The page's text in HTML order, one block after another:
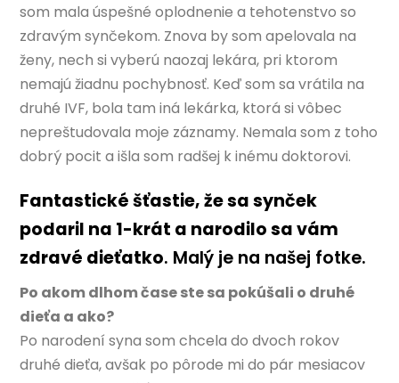
som mala úspešné oplodnenie a tehotenstvo so
zdravým synčekom. Znova by som apelovala na
ženy, nech si vyberú naozaj lekára, pri ktorom
nemajú žiadnu pochybnosť. Keď som sa vrátila na
druhé IVF, bola tam iná lekárka, ktorá si vôbec
nepreštudovala moje záznamy. Nemala som z toho
dobrý pocit a išla som radšej k inému doktorovi.
Fantastické šťastie, že sa synček
podaril na 1-krát a narodilo sa vám
zdravé dieťatko. Malý je na našej fotke.
Po akom dlhom čase ste sa pokúšali o druhé
dieťa a ako?
Po narodení syna som chcela do dvoch rokov
druhé dieťa, avšak po pôrode mi do pár mesiacov